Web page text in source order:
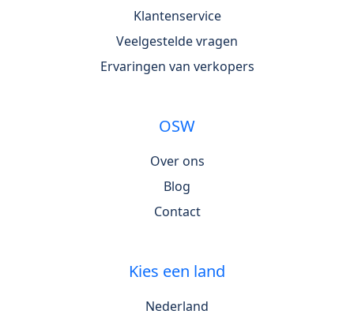
Klantenservice
Veelgestelde vragen
Ervaringen van verkopers
OSW
Over ons
Blog
Contact
Kies een land
Nederland